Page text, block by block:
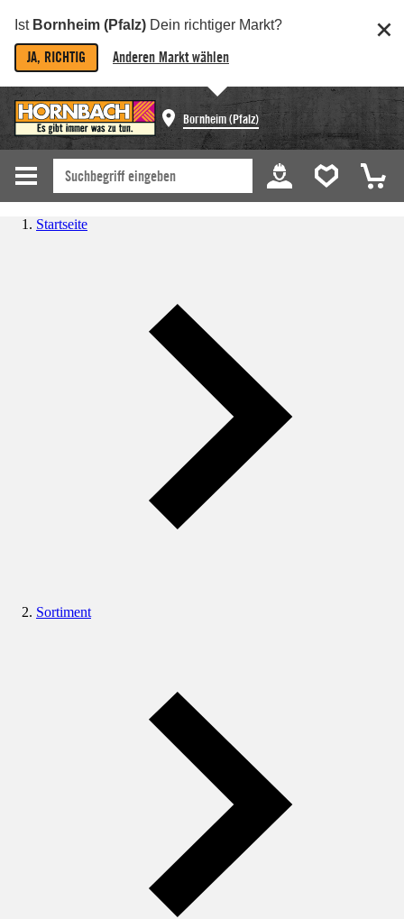
Ist Bornheim (Pfalz) Dein richtiger Markt?
JA, RICHTIG Anderen Markt wählen
Bornheim (Pfalz)
Startseite
Sortiment